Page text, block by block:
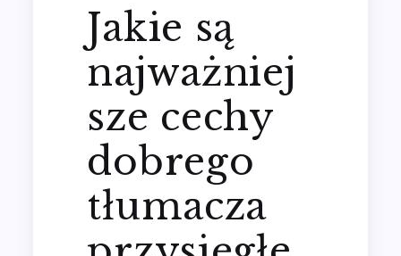
Jakie są
najważniej
sze cechy
dobrego
tłumacza